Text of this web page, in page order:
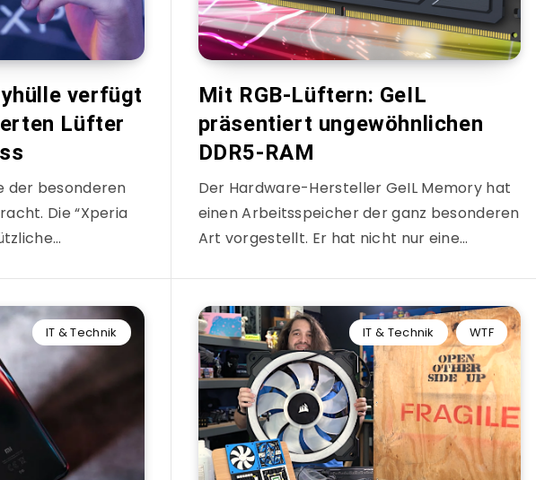
verfügt
Lüfter
der besonderen
Die “Xperia
Mit RGB-Lüftern: GeIL
präsentiert ungewöhnlichen
DDR5-RAM
Der Hardware-Hersteller GeIL Memory hat
einen Arbeitsspeicher der ganz besonderen
Art vorgestellt. Er hat nicht nur eine…
IT & Technik IT & Technik WTF